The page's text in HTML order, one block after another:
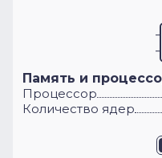
Память и
Процессор
Количество ядер